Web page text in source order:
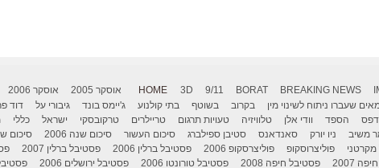
HOME 3D 9/11 BORAT BREAKING NEWS אוסקר 2005 אוסקר 2006
שעברו ניתוח לשינוי מין בקרוב בשוטף בתי קולנוע ג'יימס בונד גיבורי על דוד
הספד וודי אלן טלוויזיה טעויות תרגום טריילרים טרקובסקי ישראל כללי
משיב ניו יורק סאנדאנס סטיבן ספילברג סיכום העשור סיכום שנה 2006 סיכום שנה
מקרטני פוליצרוסקופ פוליצרסקופ 2006 פסטיבל ברלין 2006 פסטיבל ברלין 2007
2007 פסטיבל חיפה 2008 פסטיבל טורונטו 2006 פסטיבל ירושלים 2006 פסטיבל